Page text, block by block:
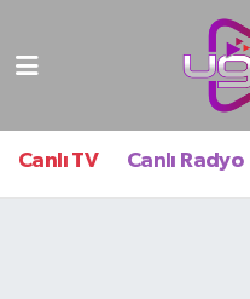
Canlı TV Canlı Radyo
Nöbetçi Eczaneler
Hava Durumu